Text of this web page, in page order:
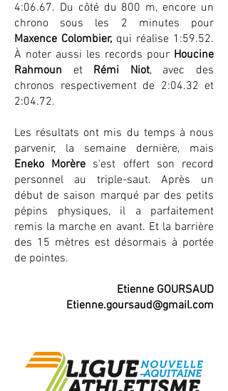
4:06.67. Du côté du 800 m, encore un
chrono sous les 2 minutes pour
Maxence Colombier, qui réalise 1:59.52.
À noter aussi les records pour Houcine
Rahmoun etRémi Niot, avec des
chronos respectivement de 2:04.32 et
2:04.72.
Les résultats ont mis du temps à nous
parvenir, la semaine dernière, mais
Eneko Morère s'est offert son record
personnel au triple-saut. Après un
début de saison marqué par des petits
pépins physiques, il a parfaitement
remis la marche en avant. Et la barrière
des 15 mètres est désormais à portée
de pointes.
Etienne GOURSAUD
Etienne.goursaud@gmail.com